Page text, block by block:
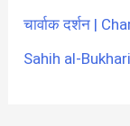
चार्वाक दर्शन |
Sahih al-Bukhari